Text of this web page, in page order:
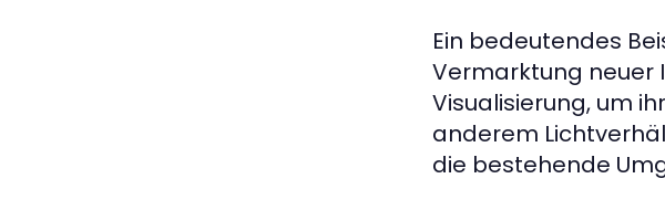
Ein bedeutendes
Vermarktung neuer
Visualisierung, um
anderem
die bestehende